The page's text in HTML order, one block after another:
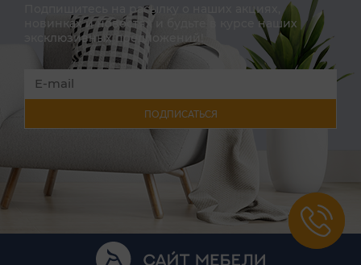
Подпишитесь на расылку о наших акциях,
новинках и новостях и будьте в курсе наших
эксклюзивных предложений!
ПОДПИСАТЬСЯ